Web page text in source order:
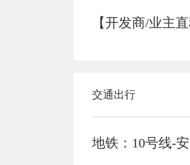
【开发商/业主直
交通出行
地铁：10号线-